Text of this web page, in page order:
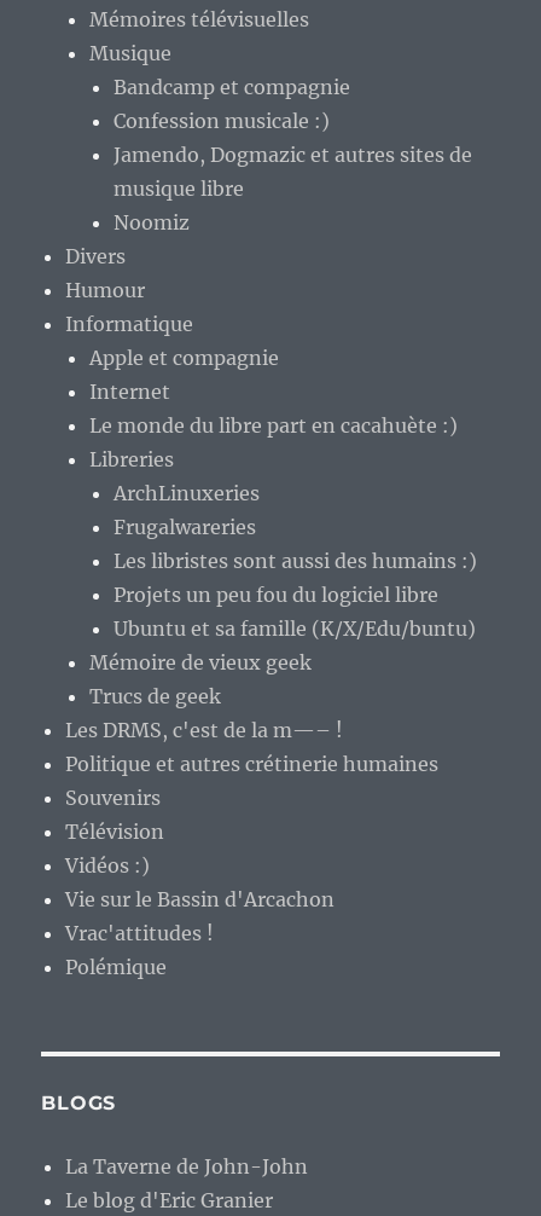
Mémoires télévisuelles
Musique
Bandcamp et compagnie
Confession musicale :)
Jamendo, Dogmazic et autres sites de
musique libre
Noomiz
Divers
Humour
Informatique
Apple et compagnie
Internet
Le monde du libre part en cacahuète :)
Libreries
ArchLinuxeries
Frugalwareries
Les libristes sont aussi des humains :)
Projets un peu fou du logiciel libre
Ubuntu et sa famille (K/X/Edu/buntu)
Mémoire de vieux geek
Trucs de geek
Les DRMS, c'est de la m—– !
Politique et autres crétinerie humaines
Souvenirs
Télévision
Vidéos :)
Vie sur le Bassin d'Arcachon
Vrac'attitudes !
Polémique
BLOGS
La Taverne de John-John
Le blog d'Eric Granier